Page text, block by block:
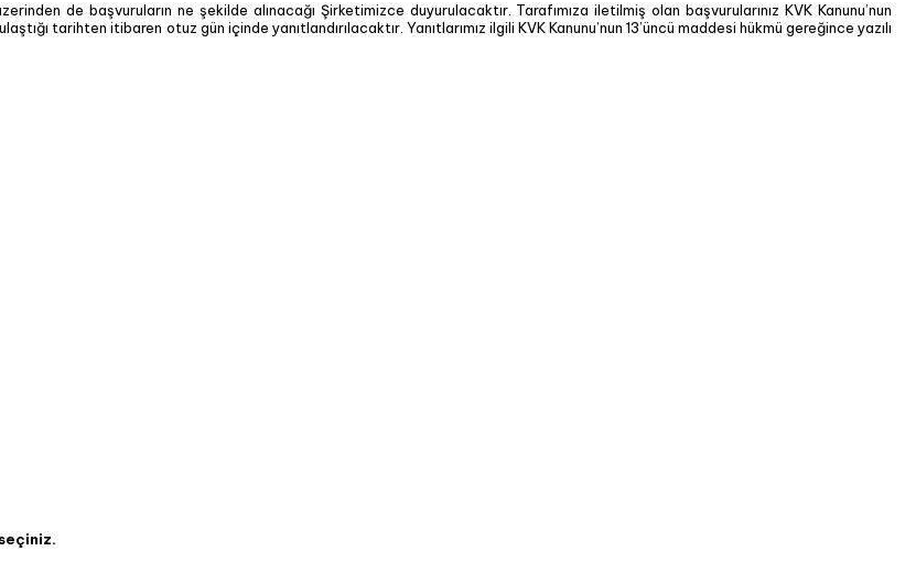
de başvuruların ne şekilde alınacağı Şirketimizce duyurulacaktır. Tarafımıza iletilmiş olan başvurularınız KVK Kanunu’nun
tarihten itibaren otuz gün içinde yanıtlandırılacaktır. Yanıtlarımız ilgili KVK Kanunu’nun 13’üncü maddesi hükmü gereğince yazılı